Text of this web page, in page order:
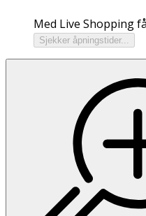
Med Live Shopping
Sjekker åpningstider...